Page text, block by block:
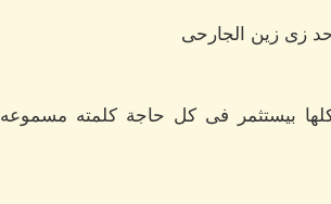
حد زى زين الجارحى
بيستثمر فى كل حاجة كلمته مسموعه